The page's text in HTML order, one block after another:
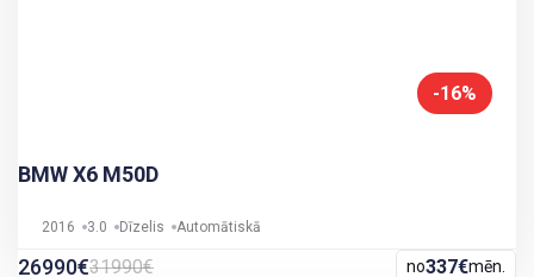
-16%
BMW X6 M50D
2016 3.0 Dīzelis Automātiskā
26990€31990€ no337€mēn.